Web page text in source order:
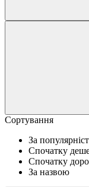
Сортування
За
Спочатку
Спочатку
За назвою